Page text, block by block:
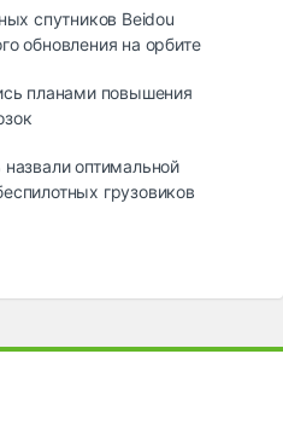
спутников Beidou
обновления на орбите
планами повышения
оптимальной
грузовиков